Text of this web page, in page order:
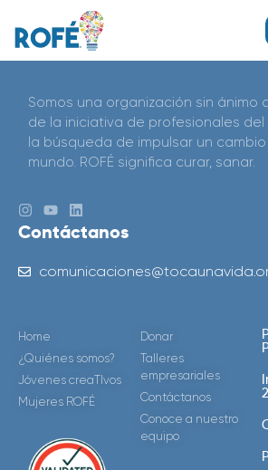
Somos una organización sin ánimo
de la iniciativa de profesionales
la búsqueda de impulsar un
mundo. ROFÉ significa curar, sanar.
Contáctanos
Home
¿Quiénes somos?
Jóvenes creaTIvos
Mujeres ROFÉ
Donar
Talleres
empresariales
Contáctanos
Conoce a nuestro
equipo